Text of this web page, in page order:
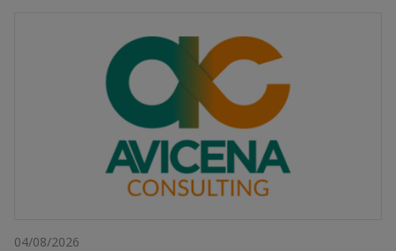
04/08/2026